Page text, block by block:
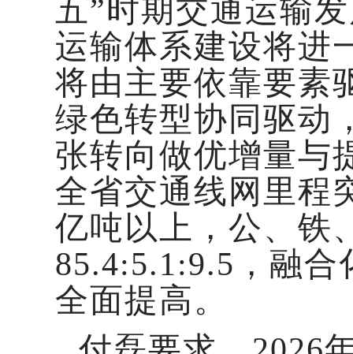
五”时期交通运输
运输体系建设将进
将由主要依靠要素
绿色转型协同驱动
张转向做优增量与
全省交通线网里程
亿吨以上，公、铁
85.4:5.1:9.5，融
全面提高。